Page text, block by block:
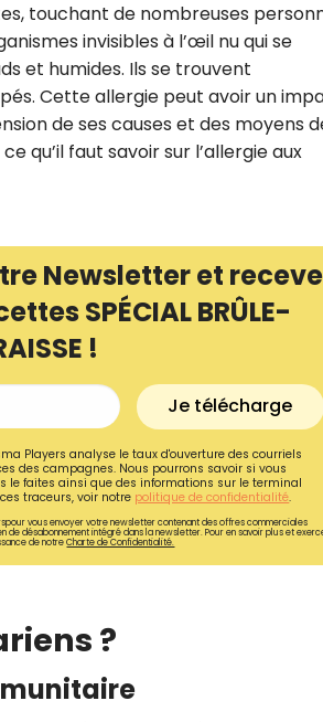
touchant de nombreuses
invisibles à l’œil nu qui se
et humides. Ils se trouvent
Cette allergie peut avoir un
de ses causes et des moyens
qu’il faut savoir sur l’allergie aux
Newsletter et
SPÉCIAL BRÛLE-
!
Je télécharge
Players analyse le taux d'ouverture des courriels
des campagnes. Nous pourrons savoir si vous
le faites ainsi que des informations sur le terminal
traceurs, voir notre politique de confidentialité.
vous envoyer votre newsletter contenant des offres commerciales
de désabonnement intégré dans la newsletter. Pour en savoir plus et
de notreCharte de Confidentialité.
?
recettes inédites de